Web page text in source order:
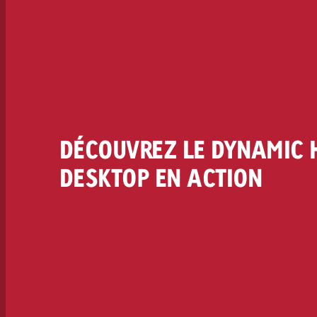
DÉCOUVREZ LE DYNAMIC
DESKTOP EN ACTION